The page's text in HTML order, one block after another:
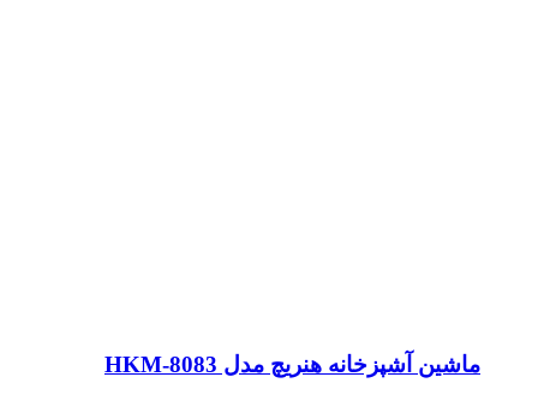
ماشین آشپزخانه هنریچ مدل HKM-8083